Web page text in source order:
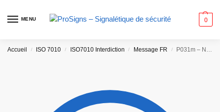
MENU 0
Accueil / ISO 7010 / ISO7010 Interdiction / Message FR / P031m – Ne pas modifier la position de l’interrupteur